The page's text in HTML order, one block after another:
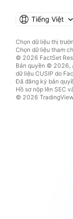
Tiếng Việt
Chọn dữ liệu thị
Chọn dữ liệu tham
© 2026 FactSet
Bản quyền © 2026,
dữ liệu CUSIP do
Đã đăng ký bản
Hồ sơ nộp lên SEC
© 2026